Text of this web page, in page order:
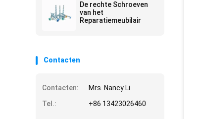
De rechte Schroeven
van het
Reparatiemeubilair
Contacten
Contacten:
Mrs. Nancy Li
Tel.:
+86 13423026460